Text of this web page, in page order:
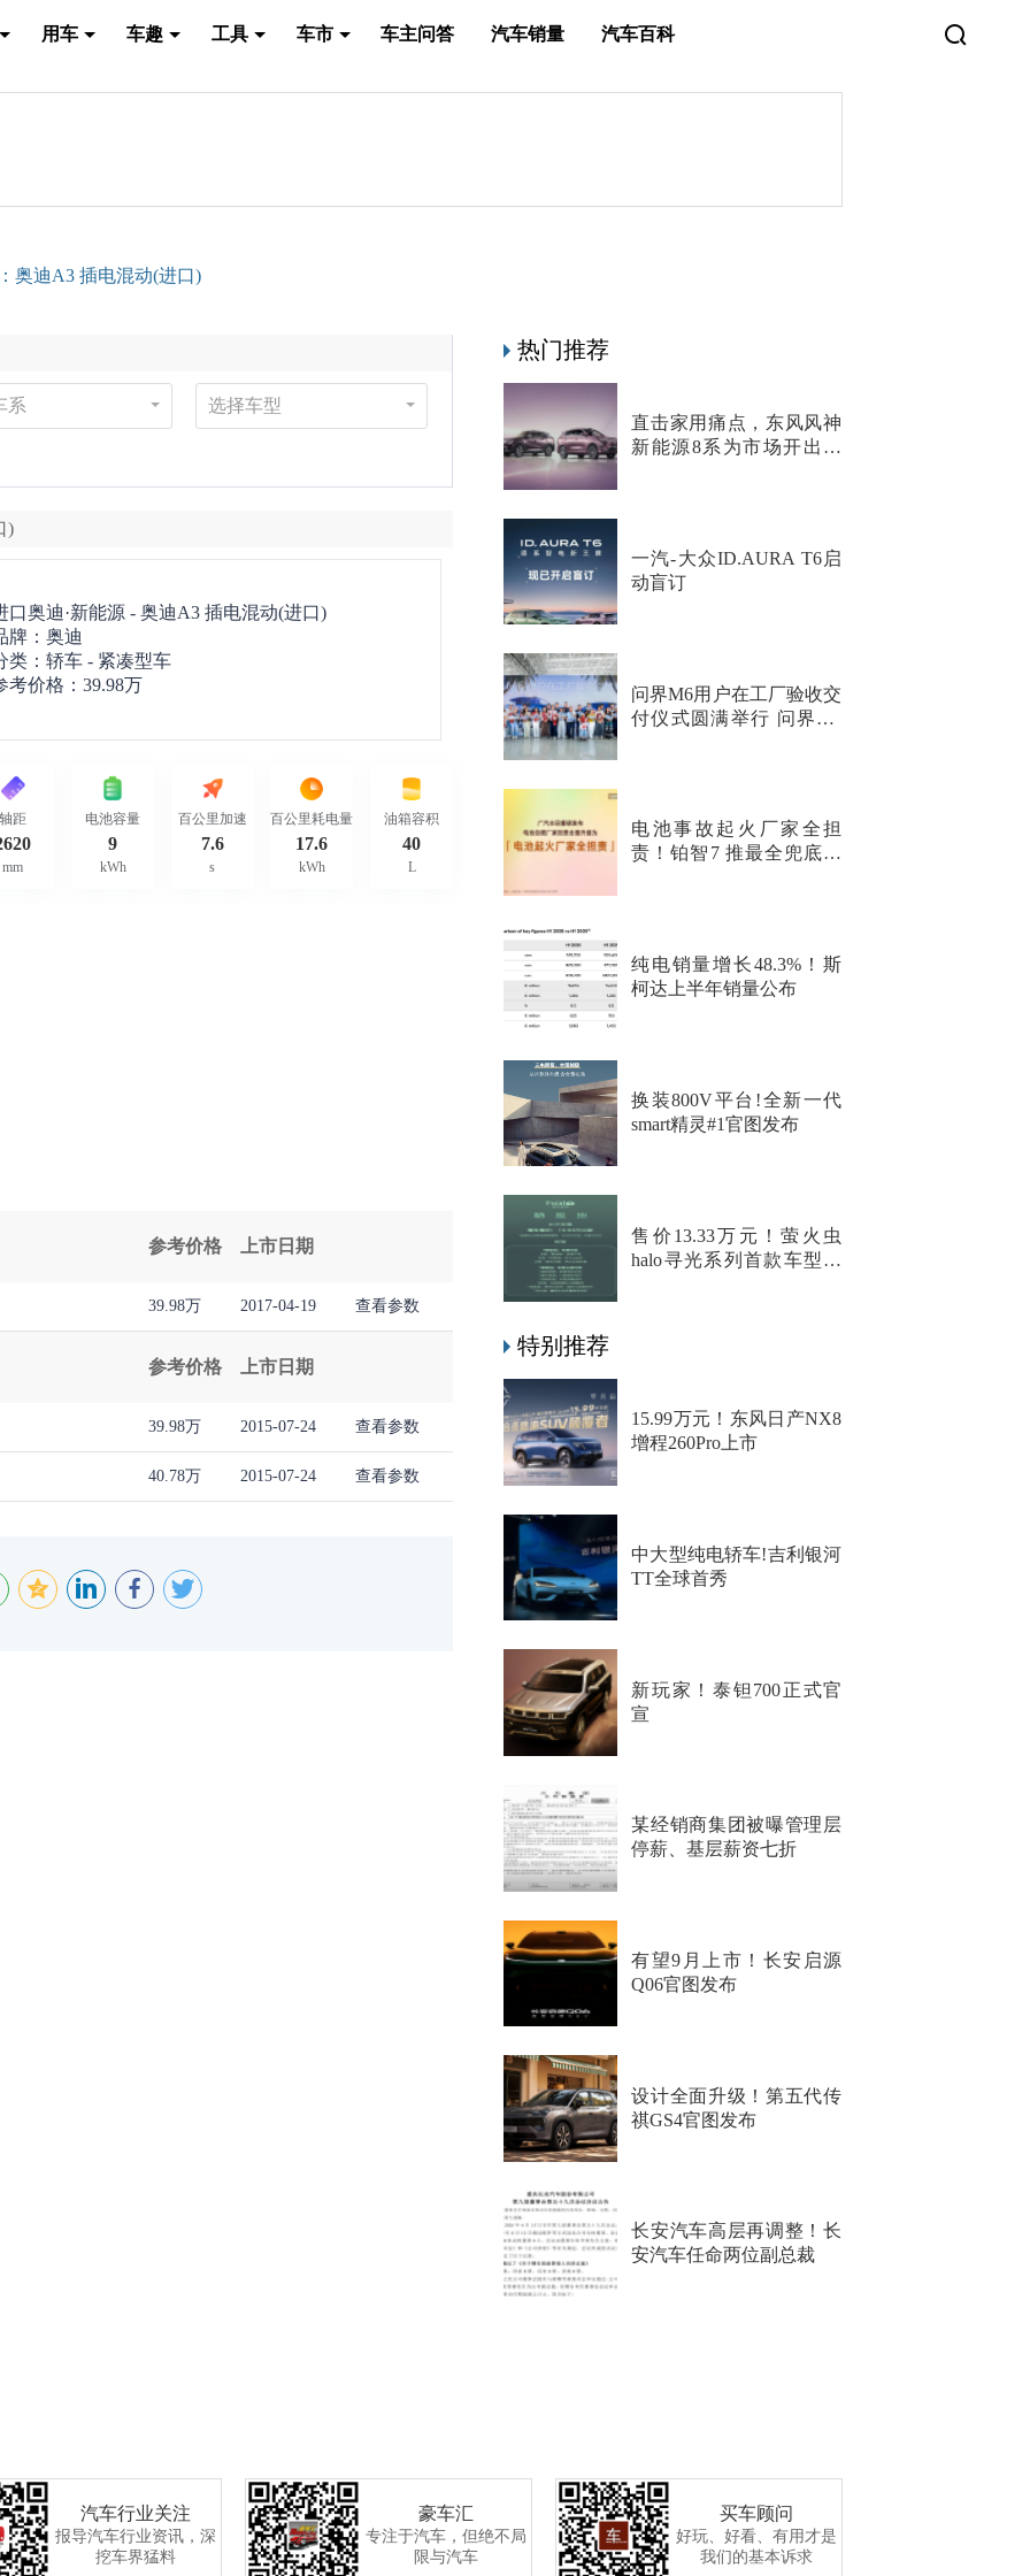
用车 车趣 工具 车市 车主问答 汽车销量 汽车百科
奥迪A3 插电混动(进口)
系 选择车型
)
口奥迪·新能源 - 奥迪A3 插电混动(进口)
牌： 奥迪
类：轿车 - 紧凑型车
考价格： 39.98万
轴距
mm
电池容量
9
kWh
百公里加速
7.6
s
百公里耗电量
17.6
kWh
油箱容积
40
L
参考价格 上市日期
39.98万 2017-04-19 查看参数
参考价格 上市日期
39.98万 2015-07-24 查看参数
40.78万 2015-07-24 查看参数
热门推荐
直击家用痛点，东风风神
新能源8系为市场开出两
一汽-大众ID.AURA T6启
动盲订
问界M6用户在工厂验收交
付仪式圆满举行 问界M6
电池事故起火厂家全担
责！铂智7 推最全兜底行
纯电销量增长48.3%！斯
柯达上半年销量公布
换装800V平台!全新一代
smart精灵#1官图发布
售价13.33万元！萤火虫
halo寻光系列首款车型上
特别推荐
15.99万元！东风日产NX8
增程260Pro上市
中大型纯电轿车!吉利银河
TT全球首秀
新玩家！泰钽700正式官
宣
某经销商集团被曝管理层
停薪、基层薪资七折
有望9月上市！长安启源
Q06官图发布
设计全面升级！第五代传
祺GS4官图发布
长安汽车高层再调整！长
安汽车任命两位副总裁
汽车行业关注
报导汽车行业资讯，深
挖车界猛料
豪车汇
专注于汽车，但绝不局
限与汽车
买车顾问
好玩、好看、有用才是
我们的基本诉求